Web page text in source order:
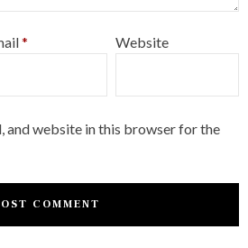
* Website
and website in this browser for the